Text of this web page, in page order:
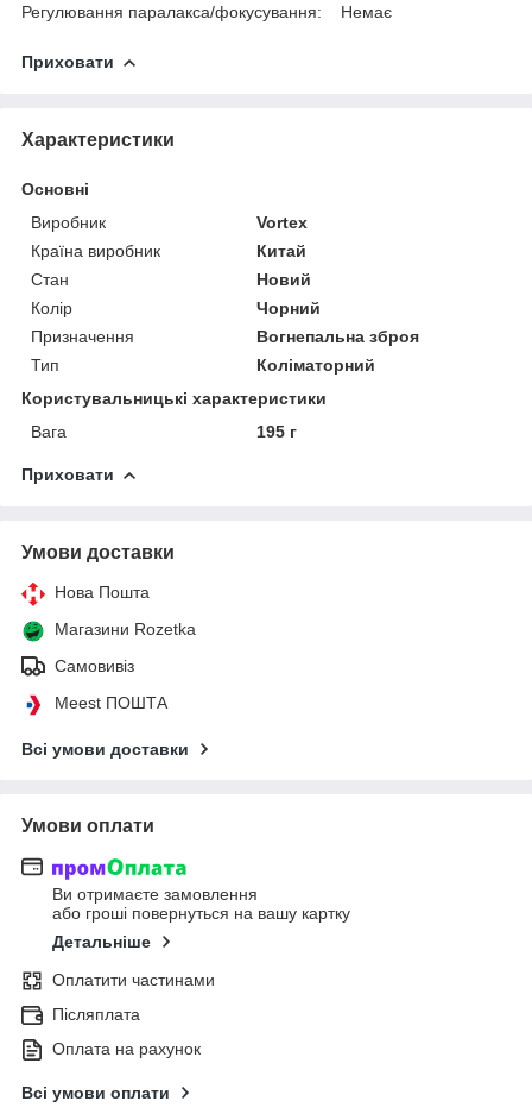
Регулювання паралакса/фокусування: Немає
Приховати
Характеристики
Основні
Виробник
Vortex
Країна виробник
Китай
Стан
Новий
Колір
Чорний
Призначення
Вогнепальна зброя
Тип
Коліматорний
Користувальницькі характеристики
Вага
195 г
Приховати
Умови доставки
Нова Пошта
Магазини Rozetka
Самовивіз
Meest ПОШТА
Всі умови доставки
Умови оплати
Ви отримаєте замовлення
або гроші повернуться на вашу картку
Детальніше
Оплатити частинами
Післяплата
Оплата на рахунок
Всі умови оплати